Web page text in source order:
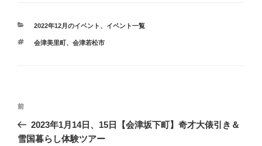
カ
ゴ
2022年12月のイベント 、 イベント一覧
タ
会津美里町、 会津若松市
投
ナ
前
の
投
前
2023年1月14日、15日【会津坂下町】奇才大俵引き＆
雪国暮らし体験ツアー